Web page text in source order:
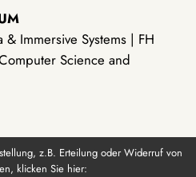
Immersive Systems | FH
Science and
z.B. Erteilung oder Widerruf von
klicken Sie hier: